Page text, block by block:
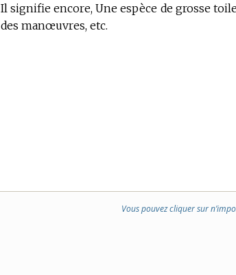
Il signifie encore, Une espèce de grosse
des manœuvres, etc.
Vous pouvez cliquer sur